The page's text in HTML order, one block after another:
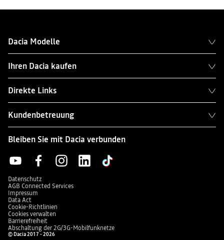
Dacia Modelle
Ihren Dacia kaufen
Direkte Links
Kundenbetreuung
Bleiben Sie mit Dacia verbunden
Datenschutz
AGB Connected Services
Impressum
Data Act
Cookie-Richtlinien
Cookies verwalten
Barrierefreiheit
Abschaltung der 2G/3G-Mobilfunknetze
© Dacia 2017 - 2026